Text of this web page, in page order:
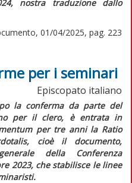
nostra traduzione dallo
01/04/2025, pag. 223
per i seminari
Episcopato italiano
la conferma da parte del
per il clero, è entrata in
per tre anni la Ratio
cioè il documento,
della Conferenza
2023, che stabilisce le linee